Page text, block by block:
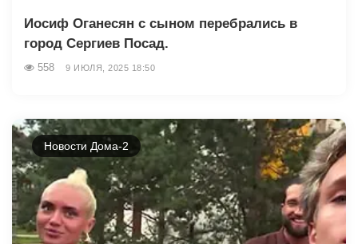
Иосиф Оганесян с сыном перебрались в
город Сергиев Посад.
558 9 ИЮЛЯ, 2025 18:50
Новости Дома-2